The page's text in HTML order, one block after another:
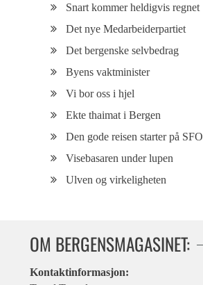
Snart kommer heldigvis regnet
Det nye Medarbeiderpartiet
Det bergenske selvbedrag
Byens vaktminister
Vi bor oss i hjel
Ekte thaimat i Bergen
Den gode reisen starter på SFO
Visebasaren under lupen
Ulven og virkeligheten
OM BERGENSMAGASINET:
Kontaktinformasjon: